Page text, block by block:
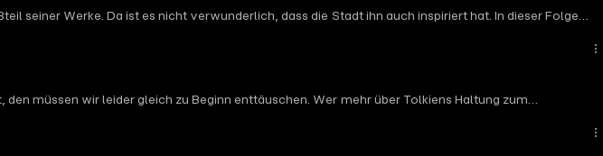
seiner Werke. Da ist es nicht verwunderlich, dass die Stadt ihn auch inspiriert hat. In dieser Folge
müssen wir leider gleich zu Beginn enttäuschen. Wer mehr über Tolkiens Haltung zum